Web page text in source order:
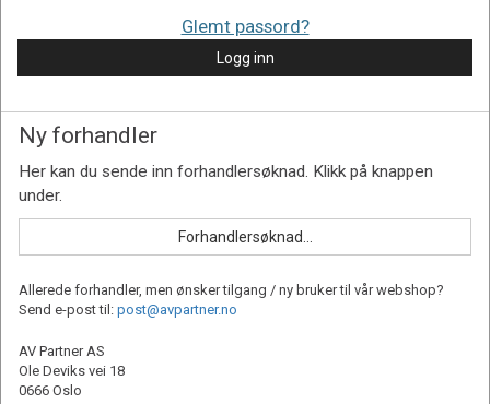
Glemt passord?
Logg inn
Ny forhandler
Allerede forhandler, men ønsker tilgang / ny bruker til vår webshop?
Send e-post til: post@avpartner.no
AV Partner AS
Ole Deviks vei 18
0666 Oslo